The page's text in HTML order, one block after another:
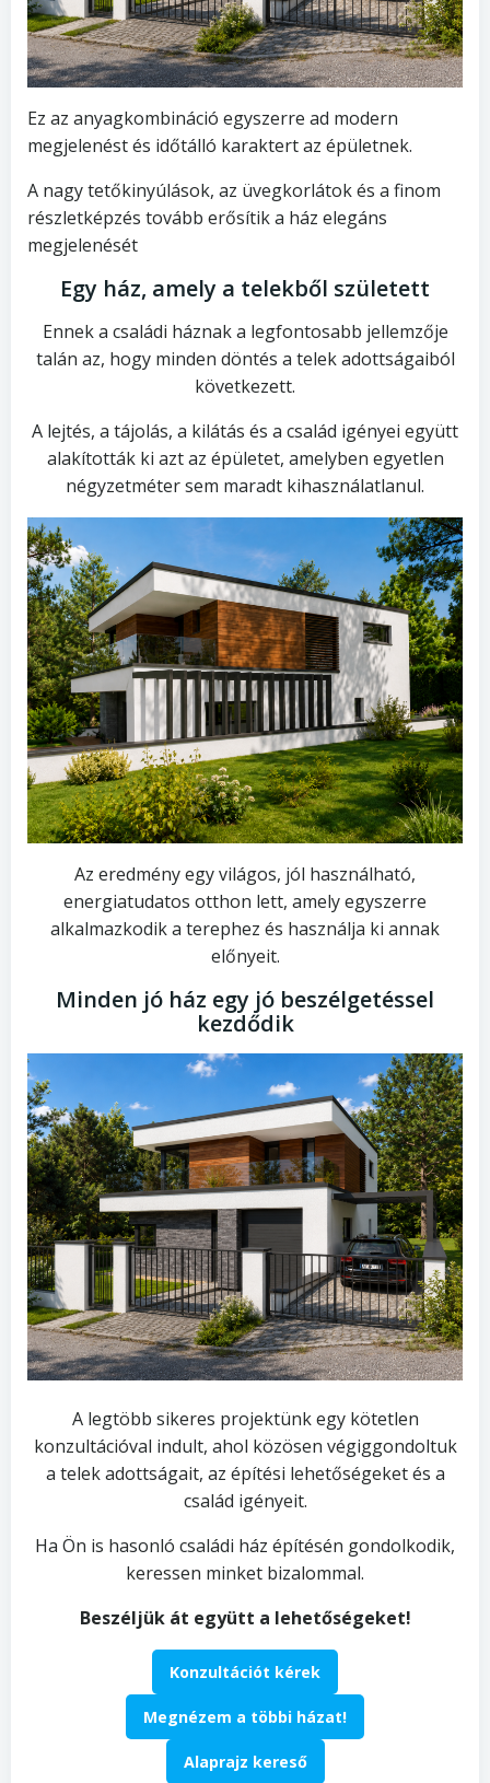
Ez az anyagkombináció egyszerre ad modern
megjelenést és időtálló karaktert az épületnek.
A nagy tetőkinyúlások, az üvegkorlátok és a finom
részletképzés tovább erősítik a ház elegáns
megjelenését
Egy ház, amely a telekből született
Ennek a családi háznak a legfontosabb jellemzője
talán az, hogy minden döntés a telek adottságaiból
következett.
A lejtés, a tájolás, a kilátás és a család igényei együtt
alakították ki azt az épületet, amelyben egyetlen
négyzetméter sem maradt kihasználatlanul.
Az eredmény egy világos, jól használható,
energiatudatos otthon lett, amely egyszerre
alkalmazkodik a terephez és használja ki annak
előnyeit.
Minden jó ház egy jó beszélgetéssel
kezdődik
A legtöbb sikeres projektünk egy kötetlen
konzultációval indult, ahol közösen végiggondoltuk
a telek adottságait, az építési lehetőségeket és a
család igényeit.
Ha Ön is hasonló családi ház építésén gondolkodik,
keressen minket bizalommal.
Beszéljük át együtt a lehetőségeket!
Konzultációt kérek
Megnézem a többi házat!
Alaprajz kereső